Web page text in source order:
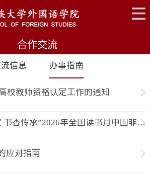
合作交流
信息 办事指南
校教师资格认定工作的通知
关于开展“非遗瑰宝 书香传承”2026年全国读书月中国非遗主题线上知识竞答的通知
应对指南